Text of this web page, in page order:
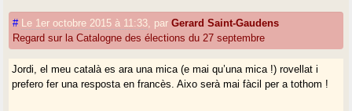
# Le 1er octobre 2015 à 11:33, parGerard Saint-Gaudens
Regard sur la Catalogne des élections du 27 septembre
Jordi, el meu català es ara una mica (e mai qu’una mica !) rovellat i
prefero fer una resposta en francès. Aixo serà mai fàcil per a tothom !